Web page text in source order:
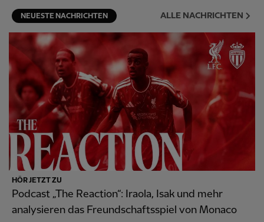
NEUESTE NACHRICHTEN ALLE NACHRICHTEN
HÖR JETZT ZU
Podcast „The Reaction“: Iraola, Isak und mehr
analysieren das Freundschaftsspiel von Monaco